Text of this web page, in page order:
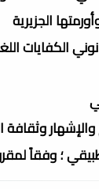
الجزيرية
الكفايات
وثقافة
؛ وفقاً